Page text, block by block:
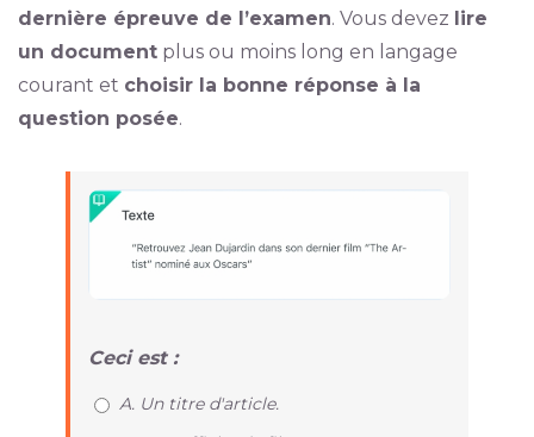
dernière épreuve de l’examen. Vous devez lire
un documentplus ou moins long en langage
courant et choisir la bonne réponse à la
question posée.
Ceci est :
A. Un titre d'article.